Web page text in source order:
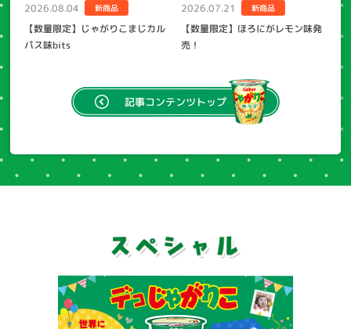
2026.08.04 新商品
【数量限定】じゃがりこまじカル
パス味bits
2026.07.21 新商品
【数量限定】ほろにがレモン味発
売！
記事コンテンツトップ